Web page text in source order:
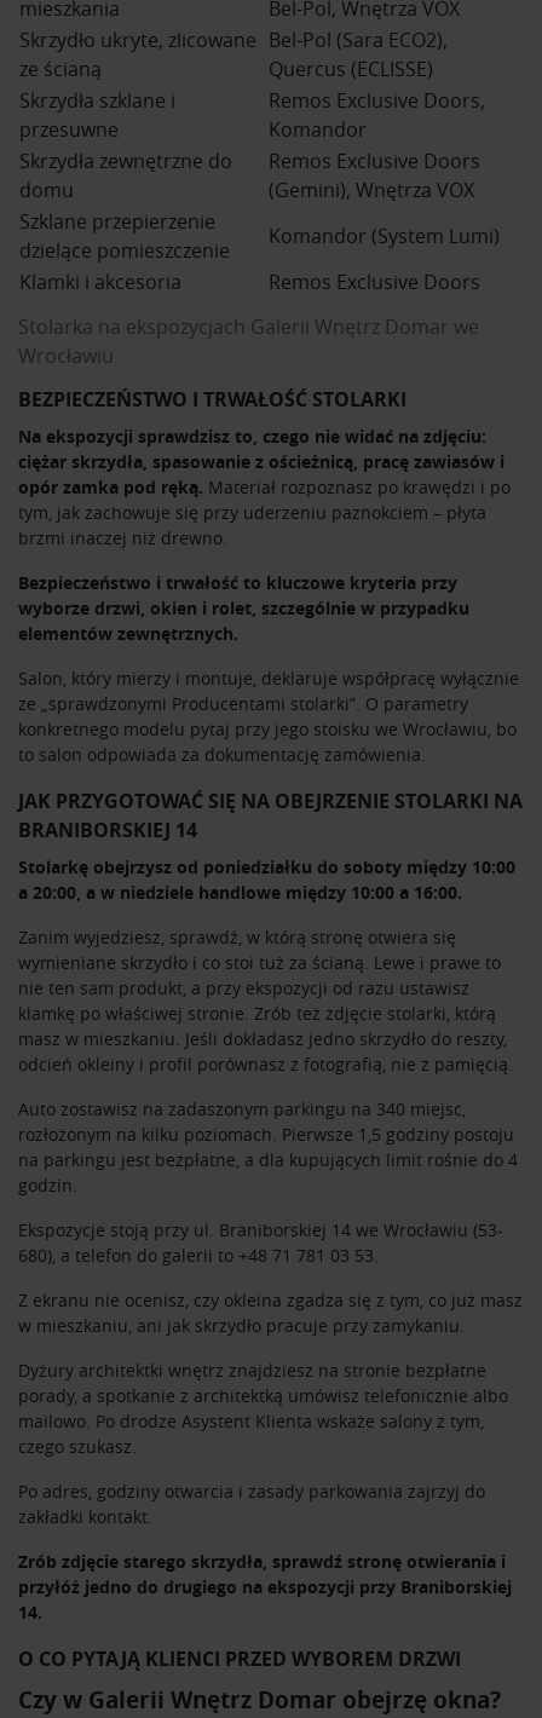
Stolarka na ekspozycjach Galerii Wnętrz Domar we
Wrocławiu
mieszkania
Bel-Pol, Wnętrza VOX
Skrzydło ukryte, zlicowane
ze ścianą
Bel-Pol (Sara ECO2),
Quercus (ECLISSE)
Skrzydła szklane i
przesuwne
Remos Exclusive Doors,
Komandor
Skrzydła zewnętrzne do
domu
Remos Exclusive Doors
(Gemini), Wnętrza VOX
Szklane przepierzenie
dzielące pomieszczenie
Komandor (System Lumi)
Klamki i akcesoria
Remos Exclusive Doors
BEZPIECZEŃSTWO I TRWAŁOŚĆ STOLARKI
Na ekspozycji sprawdzisz to, czego nie widać na zdjęciu:
ciężar skrzydła, spasowanie z ościeżnicą, pracę zawiasów i
opór zamka pod ręką. Materiał rozpoznasz po krawędzi i po
tym, jak zachowuje się przy uderzeniu paznokciem – płyta
brzmi inaczej niż drewno.
Bezpieczeństwo i trwałość to kluczowe kryteria przy
wyborze drzwi, okien i rolet, szczególnie w przypadku
elementów zewnętrznych.
Salon, który mierzy i montuje, deklaruje współpracę wyłącznie
ze „sprawdzonymi Producentami stolarki”. O parametry
konkretnego modelu pytaj przy jego stoisku we Wrocławiu, bo
to salon odpowiada za dokumentację zamówienia.
JAK PRZYGOTOWAĆ SIĘ NA OBEJRZENIE STOLARKI NA
BRANIBORSKIEJ 14
Stolarkę obejrzysz od poniedziałku do soboty między 10:00
a 20:00, a w niedziele handlowe między 10:00 a 16:00.
Zanim wyjedziesz, sprawdź, w którą stronę otwiera się
wymieniane skrzydło i co stoi tuż za ścianą. Lewe i prawe to
nie ten sam produkt, a przy ekspozycji od razu ustawisz
klamkę po właściwej stronie. Zrób też zdjęcie stolarki, którą
masz w mieszkaniu. Jeśli dokładasz jedno skrzydło do reszty,
odcień okleiny i profil porównasz z fotografią, nie z pamięcią.
Auto zostawisz na zadaszonym parkingu na 340 miejsc,
rozłożonym na kilku poziomach. Pierwsze 1,5 godziny postoju
na parkingu jest bezpłatne, a dla kupujących limit rośnie do 4
godzin.
Ekspozycje stoją przy ul. Braniborskiej 14 we Wrocławiu (53-
680), a telefon do galerii to +48 71 781 03 53.
Z ekranu nie ocenisz, czy okleina zgadza się z tym, co już masz
w mieszkaniu, ani jak skrzydło pracuje przy zamykaniu.
Dyżury architektki wnętrz znajdziesz na stronie bezpłatne
porady, a spotkanie z architektką umówisz telefonicznie albo
mailowo. Po drodze Asystent Klienta wskaże salony z tym,
czego szukasz.
Po adres, godziny otwarcia i zasady parkowania zajrzyj do
zakładki kontakt.
Zrób zdjęcie starego skrzydła, sprawdź stronę otwierania i
przyłóż jedno do drugiego na ekspozycji przy Braniborskiej
14.
O CO PYTAJĄ KLIENCI PRZED WYBOREM DRZWI
Czy w Galerii Wnętrz Domar obejrzę okna?